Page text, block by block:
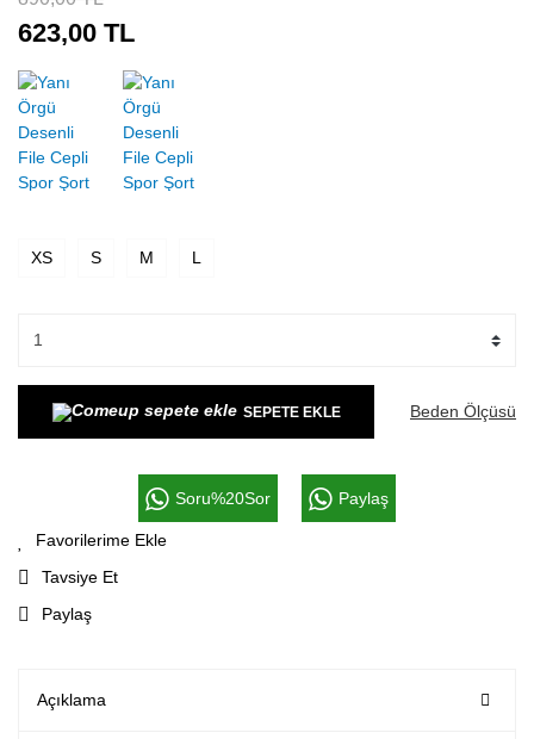
623,00 TL
XS S M L
SEPETE EKLE Beden Ölçüsü
Soru%20Sor Paylaş
Tavsiye Et
Paylaş
Açıklama